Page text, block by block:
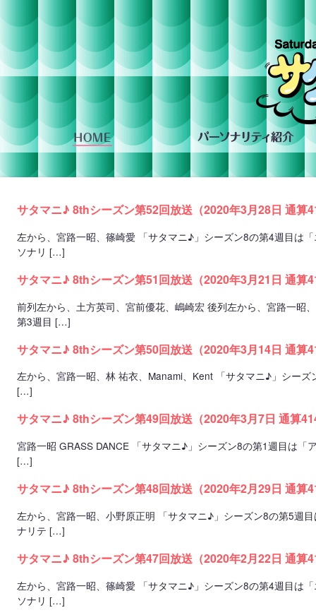
サタマニ♪ 8thシーズン第52回放送（2020年3月28日 通算
左から、宮路一昭、篠崎愛 「サタマニ♪」シーズン8の第4週目は
ソナリ […]
サタマニ♪ 8thシーズン第51回放送（2020年3月21日 通算
前列左から、土方英司、宮前優花、嶋崎宏 後列左から、宮路一昭
第3週目 […]
サタマニ♪ 8thシーズン第50回放送（2020年3月14日 通算
左から、宮路一昭、林 祐衣、Manami、Kent 「サタマニ♪」シー
[…]
サタマニ♪ 8thシーズン第49回放送（2020年3月7日 通算
宮路一昭 GRASS DANCE 「サタマニ♪」シーズン8の第1週目は「
[…]
サタマニ♪ 8thシーズン第48回放送（2020年2月29日 通算
左から、宮路一昭、小野原正明 「サタマニ♪」シーズン8の第5週
ナリテ […]
サタマニ♪ 8thシーズン第47回放送（2020年2月22日 通算
左から、宮路一昭、篠崎愛 「サタマニ♪」シーズン8の第4週目は
ソナリ […]